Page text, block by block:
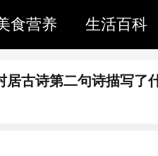
食营养 生活百科
居古诗第二句诗描写了